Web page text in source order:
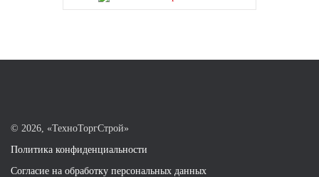
© 2026, «ТехноТоргСтрой»
Политика конфиденциальности
Согласие на обработку персональных данных